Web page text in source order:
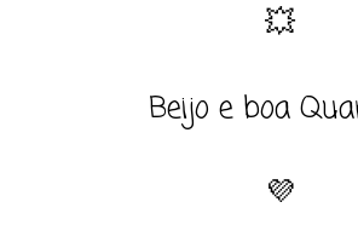
💥
Beijo e boa
💜